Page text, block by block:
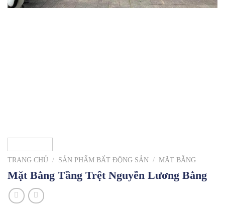
TRANG CHỦ / SẢN PHẨM BẤT ĐỘNG SẢN / MẶT BẰNG
Mặt Bằng Tầng Trệt Nguyễn Lương Bằng